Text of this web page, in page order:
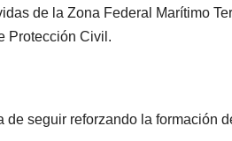
de la Zona Federal Marítimo
Protección Civil.
seguir reforzando la formación